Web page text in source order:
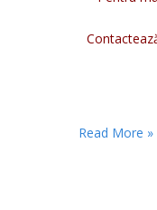
Read More »